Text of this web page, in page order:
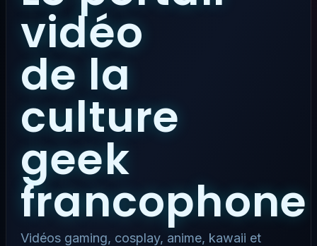
vidéo
de la
culture
geek
francophone
Vidéos gaming, cosplay, anime, kawaii et